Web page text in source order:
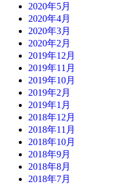
2020年5月
2020年4月
2020年3月
2020年2月
2019年12月
2019年11月
2019年10月
2019年2月
2019年1月
2018年12月
2018年11月
2018年10月
2018年9月
2018年8月
2018年7月